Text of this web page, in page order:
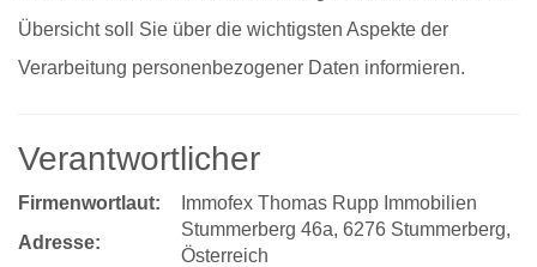
Übersicht soll Sie über die wichtigsten Aspekte der
Verarbeitung personenbezogener Daten informieren.
Verantwortlicher
Firmenwortlaut:
Immofex Thomas Rupp Immobilien
Adresse:
Stummerberg 46a, 6276 Stummerberg,
Österreich